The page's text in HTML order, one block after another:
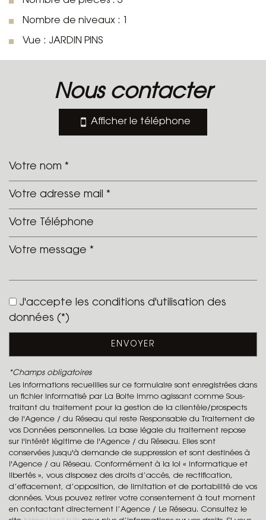
Nombre de niveaux : 1
Vue : JARDIN PINS
la ville de le plan-de-la-tour
(83120)
École maternelle
Mairie
statistiques
Nombre d'habitants
Propriétaires (vs. locataires) 66,86 %
Taxe habitation 18,99 %
Taxe foncière 13,79 %
Habitants de moins de 25 ans 27,64 %
nous contacter
Afficher le téléphone
J'accepte les conditions d'utilisation des
données (*)
ENVOYER
*Champs obligatoires
Les informations recueillies sur ce formulaire sont enregistrées dans
un fichier informatisé par La Boite Immo agissant comme Sous-
traitant du traitement pour la gestion de la clientèle/prospects
de l'Agence / du Réseau qui reste Responsable du Traitement de
vos Données personnelles. La base légale du traitement repose
sur l'intérêt légitime de l'Agence / du Réseau. Elles sont
conservées jusqu'à demande de suppression et sont destinées à
l'Agence / au Réseau. Conformément à la loi « informatique et
libertés », vous disposez des droits d’accès, de rectification,
d’effacement, d’opposition, de limitation et de portabilité de vos
données. Vous pouvez retirer votre consentement à tout moment
en contactant directement l’Agence / Le Réseau. Consultez le